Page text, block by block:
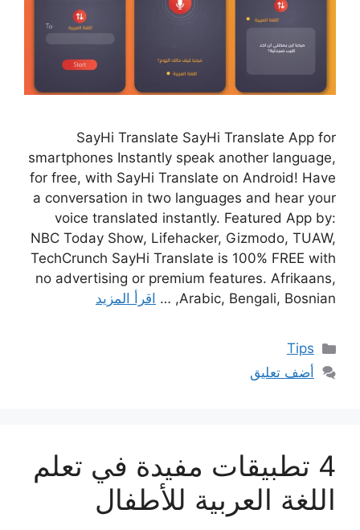
SayHi Translate SayHi Translate App for
smartphones Instantly speak another language,
for free, with SayHi Translate on Android! Have
a conversation in two languages and hear your
voice translated instantly. Featured App by:
NBC Today Show, Lifehacker, Gizmodo, TUAW,
TechCrunch SayHi Translate is 100% FREE with
no advertising or premium features. Afrikaans,
Arabic, Bengali, Bosnian, …
اقرأ المزيد
التصنيفات
Tips
أضف تعليق
4 تطبيقات مفيدة في تعلم
اللغة العربية للأطفال